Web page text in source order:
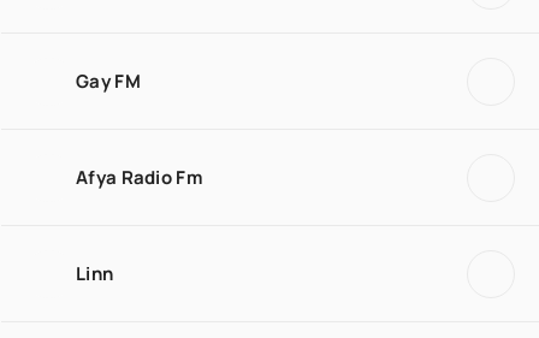
Gay FM
Afya Radio Fm
Linn